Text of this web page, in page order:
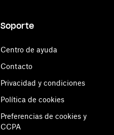
Soporte
Centro de ayuda
Contacto
Privacidad y condiciones
Política de cookies
Preferencias de cookies y
CCPA